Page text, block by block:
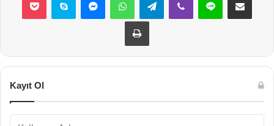
Yazdır
Kayıt Ol